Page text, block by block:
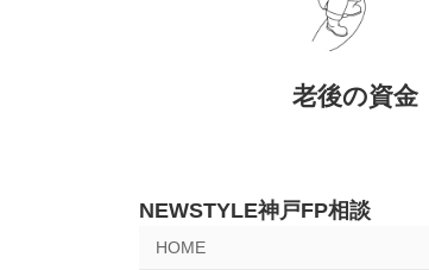
老後の資金
NEWSTYLE神戸FP相談
HOME